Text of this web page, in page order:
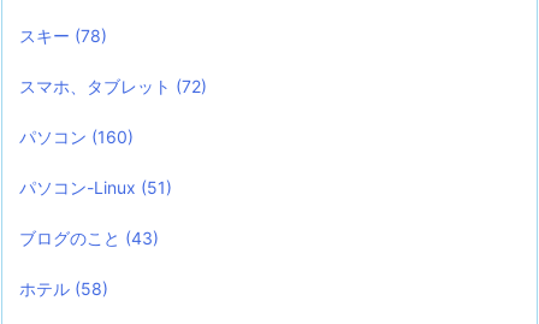
スキー (78)
スマホ、タブレット (72)
パソコン (160)
パソコン-Linux (51)
ブログのこと (43)
ホテル (58)